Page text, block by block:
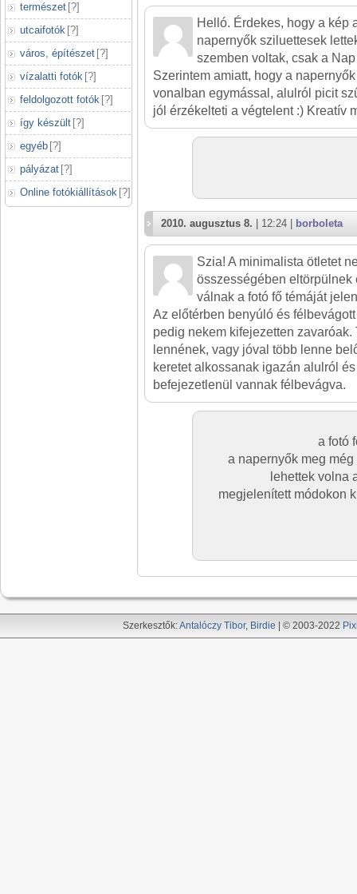
természet [?]
utcaifotók [?]
város, építészet [?]
vízalatti fotók [?]
feldolgozott fotók [?]
így készült [?]
egyéb [?]
pályázat [?]
Online fotókiállítások [?]
Helló. Érdekes, hogy a kép
napernyők sziluettesek
szemben voltak, csak a
Szerintem amiatt, hogy a
vonalban egymással, alulról picit
jól érzékelteti a végtelent :) Kreatív
2010. augusztus 8. | 12:24 | borboleta
Szia! A minimalista ötletet
összességében eltörpülnek
válnak a fotó fő témáját
Az előtérben benyúló és
pedig nekem kifejezetten zavaróak.
lennének, vagy jóval több lenne
keretet alkossanak igazán alulról
befejezetlenül vannak félbevágva.
a fotó
a napernyők meg
lehettek volna
megjelenített módokon
Szerkesztők:Antalóczy Tibor, Birdie | © 2003-2022